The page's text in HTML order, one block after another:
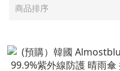
商品排序